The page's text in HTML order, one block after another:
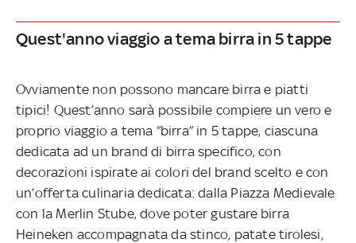
Quest'anno viaggio a tema birra in 5 tappe
Ovviamente non possono mancare birra e piatti
tipici! Quest’anno sarà possibile compiere un vero e
proprio viaggio a tema “birra” in 5 tappe, ciascuna
dedicata ad un brand di birra specifico, con
decorazioni ispirate ai colori del brand scelto e con
un’offerta culinaria dedicata: dalla Piazza Medievale
con la Merlin Stube, dove poter gustare birra
Heineken accompagnata da stinco, patate tirolesi,